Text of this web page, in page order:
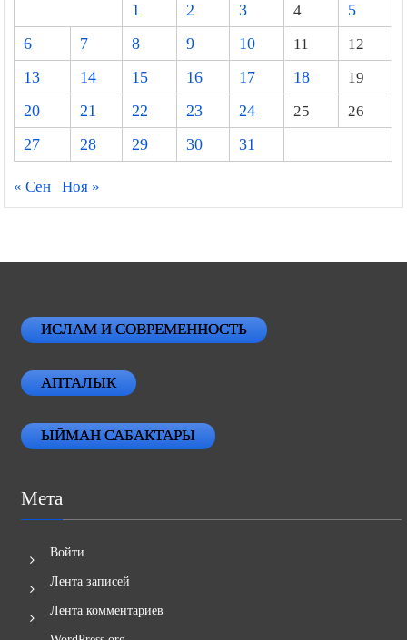
1
2 3 4
5
6
7 8 9 10 11
12
13
14 15 16 17 18
19
20
21 22 23 24 25
26
27
28 29 30 31
« Сен Ноя »
ИСЛАМ И СОВРЕМЕННОСТЬ
АПТАЛЫК
ЫЙМАН САБАКТАРЫ
Мета
Войти
Лента записей
Лента комментариев